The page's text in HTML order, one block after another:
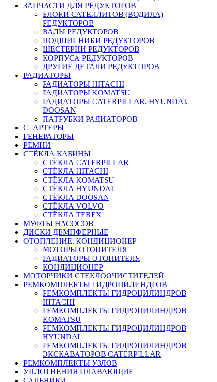
ЗАПЧАСТИ ДЛЯ РЕДУКТОРОВ
БЛОКИ САТЕЛЛИТОВ (ВОДИЛА)
РЕДУКТОРОВ
ВАЛЫ РЕДУКТОРОВ
ПОДШИПНИКИ РЕДУКТОРОВ
ШЕСТЕРНИ РЕДУКТОРОВ
КОРПУСА РЕДУКТОРОВ
ДРУГИЕ ДЕТАЛИ РЕДУКТОРОВ
РАДИАТОРЫ
РАДИАТОРЫ HITACHI
РАДИАТОРЫ KOMATSU
РАДИАТОРЫ CATERPILLAR, HYUNDAI,
DOOSAN
ПАТРУБКИ РАДИАТОРОВ
СТАРТЕРЫ
ГЕНЕРАТОРЫ
РЕМНИ
СТЁКЛА КАБИНЫ
СТЁКЛА CATERPILLAR
СТЁКЛА HITACHI
СТЁКЛА KOMATSU
СТЁКЛА HYUNDAI
СТЁКЛА DOOSAN
СТЁКЛА VOLVO
СТЁКЛА TEREX
МУФТЫ НАСОСОВ
ДИСКИ ДЕМПФЕРНЫЕ
ОТОПЛЕНИЕ, КОНДИЦИОНЕР
МОТОРЫ ОТОПИТЕЛЯ
РАДИАТОРЫ ОТОПИТЕЛЯ
КОНДИЦИОНЕР
МОТОРЧИКИ СТЕКЛООЧИСТИТЕЛЕЙ
РЕМКОМПЛЕКТЫ ГИДРОЦИЛИНДРОВ
РЕМКОМПЛЕКТЫ ГИДРОЦИЛИНДРОВ
HITACHI
РЕМКОМПЛЕКТЫ ГИДРОЦИЛИНДРОВ
KOMATSU
РЕМКОМПЛЕКТЫ ГИДРОЦИЛИНДРОВ
HYUNDAI
РЕМКОМПЛЕКТЫ ГИДРОЦИЛИНДРОВ
ЭКСКАВАТОРОВ CATERPILLAR
РЕМКОМПЛЕКТЫ УЗЛОВ
УПЛОТНЕНИЯ ПЛАВАЮЩИЕ
САЛЬНИКИ